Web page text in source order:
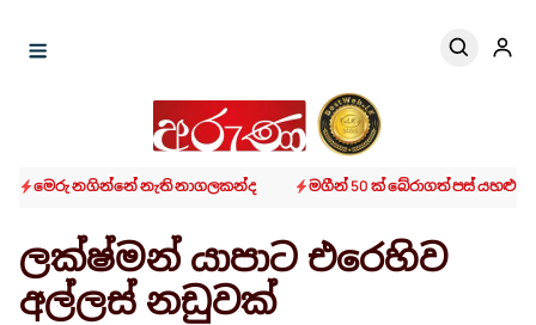
මෙරු නගින්නේ නැති නාගලකන්ද මගීන් 50 ක් බේරාගත් පස් යහළු
ලක්ෂ්මන් යාපාට එරෙහිව
අල්ලස් නඩුවක්